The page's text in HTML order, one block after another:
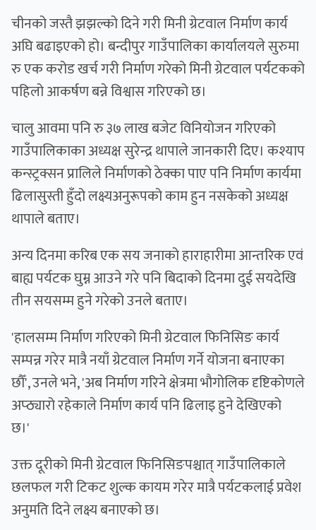
चीनको जस्तै झझल्को दिने गरी मिनी ग्रेटवाल निर्माण कार्य
अघि बढाइएको हो। बन्दीपुर गाउँपालिका कार्यालयले सुरुमा
रु एक करोड खर्च गरी निर्माण गरेको मिनी ग्रेटवाल पर्यटकको
पहिलो आकर्षण बन्ने विश्वास गरिएको छ।
चालु आवमा पनि रु ३७ लाख बजेट विनियोजन गरिएको
गाउँपालिकाका अध्यक्ष सुरेन्द्र थापाले जानकारी दिए। कश्याप
कन्स्ट्रक्सन प्रालिले निर्माणको ठेक्का पाए पनि निर्माण कार्यमा
ढिलासुस्ती हुँदो लक्ष्यअनुरूपको काम हुन नसकेको अध्यक्ष
थापाले बताए।
अन्य दिनमा करिब एक सय जनाको हाराहारीमा आन्तरिक एवं
बाह्य पर्यटक घुम्न आउने गरे पनि बिदाको दिनमा दुई सयदेखि
तीन सयसम्म हुने गरेको उनले बताए।
'हालसम्म निर्माण गरिएको मिनी ग्रेटवाल फिनिसिङ कार्य
सम्पन्न गरेर मात्रै नयाँ ग्रेटवाल निर्माण गर्ने योजना बनाएका
छौँ', उनले भने, 'अब निर्माण गरिने क्षेत्रमा भौगोलिक दृष्टिकोणले
अप्ठ्यारो रहेकाले निर्माण कार्य पनि ढिलाइ हुने देखिएको
छ।'
उक्त दूरीको मिनी ग्रेटवाल फिनिसिङपश्चात् गाउँपालिकाले
छलफल गरी टिकट शुल्क कायम गरेर मात्रै पर्यटकलाई प्रवेश
अनुमति दिने लक्ष्य बनाएको छ।